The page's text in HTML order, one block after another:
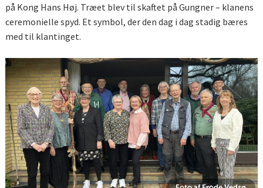
på Kong Hans Høj. Træet blev til skaftet på Gungner – klanens
ceremonielle spyd. Et symbol, der den dag i dag stadig bæres
med til klantinget.